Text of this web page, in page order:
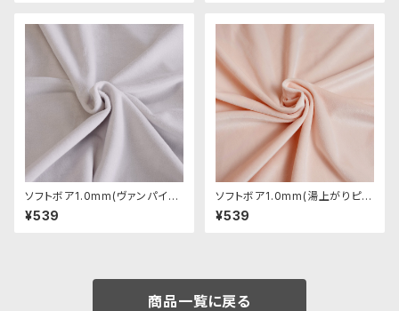
ソフトボア1.0mm(ヴァンパイア
スキン)SSB129 ぬいぐるみ用短
毛ボア生地 20cm
¥539
ソフトボア1.0mm(湯上がりピン
ク)SSB110 ぬいぐるみ用短毛ボ
ア生地 20cm
¥539
商品一覧に戻る